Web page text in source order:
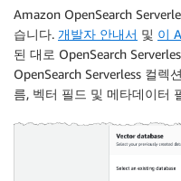
Amazon OpenSearch
습니다. 개발자 안내서 및 이
된 대로 OpenSearch
OpenSearch Serverless 컬렉
름, 벡터 필드 및 메타데이터